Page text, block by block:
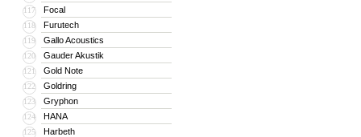
117 Focal
118 Furutech
119 Gallo Acoustics
120 Gauder Akustik
121 Gold Note
122 Goldring
123 Gryphon
124 HANA
125 Harbeth